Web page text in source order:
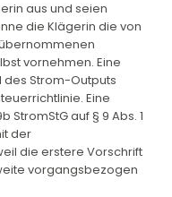
aus und seien
die Klägerin die von
vornehmen. Eine
Strom-Outputs
Eine
StromStG auf § 9 Abs. 1
der
die erstere Vorschrift
vorgangsbezogen